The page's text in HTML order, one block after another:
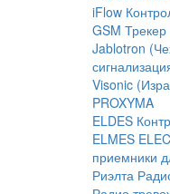
iFlow
GSM Трекер
Jablotron
Visonic
PROXYMA
ELDES
ELMES
приемники
Риэлта